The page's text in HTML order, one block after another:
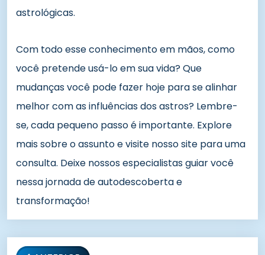
astrológicas.
Com todo esse conhecimento em mãos, como
você pretende usá-lo em sua vida? Que
mudanças você pode fazer hoje para se alinhar
melhor com as influências dos astros? Lembre-
se, cada pequeno passo é importante. Explore
mais sobre o assunto e visite nosso site para uma
consulta. Deixe nossos especialistas guiar você
nessa jornada de autodescoberta e
transformação!